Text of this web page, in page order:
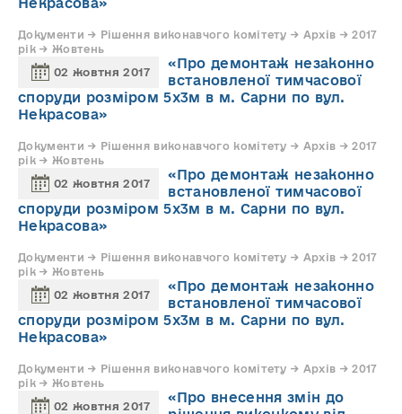
Некрасова»
Документи → Рішення виконавчого комітету → Архів → 2017
рік → Жовтень
02 жовтня 2017
«Про демонтаж незаконно
встановленої тимчасової
споруди розміром 5х3м в м. Сарни по вул.
Некрасова»
Документи → Рішення виконавчого комітету → Архів → 2017
рік → Жовтень
02 жовтня 2017
«Про демонтаж незаконно
встановленої тимчасової
споруди розміром 5х3м в м. Сарни по вул.
Некрасова»
Документи → Рішення виконавчого комітету → Архів → 2017
рік → Жовтень
02 жовтня 2017
«Про демонтаж незаконно
встановленої тимчасової
споруди розміром 5х3м в м. Сарни по вул.
Некрасова»
Документи → Рішення виконавчого комітету → Архів → 2017
рік → Жовтень
02 жовтня 2017
«Про внесення змін до